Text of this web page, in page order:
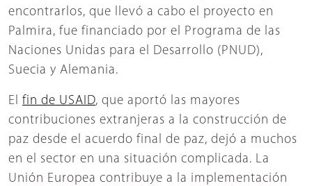
encontrarlos, que llevó a cabo el proyecto en
Palmira, fue financiado por el Programa de las
Naciones Unidas para el Desarrollo (PNUD),
Suecia y Alemania.
El fin de USAID, que aportó las mayores
contribuciones extranjeras a la construcción de
paz desde el acuerdo final de paz, dejó a muchos
en el sector en una situación complicada. La
Unión Europea contribuye a la implementación